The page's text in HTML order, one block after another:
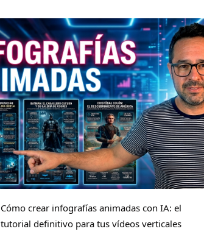
Cómo crear infografías animadas con IA: el
tutorial definitivo para tus vídeos verticales